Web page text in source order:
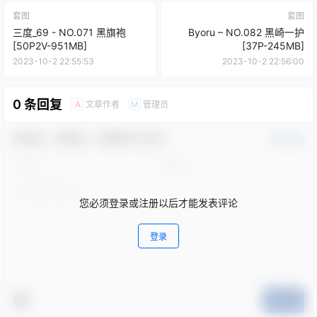
套图
三度_69 - NO.071 黑旗袍
[50P2V-951MB]
2023-10-2 22:55:53
套图
Byoru – NO.082 黑崎一护
[37P-245MB]
2023-10-2 22:56:00
0 条回复 A 文章作者 M 管理员
您必须登录或注册以后才能发表评论
登录